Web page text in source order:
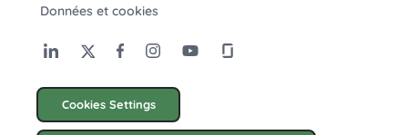
Données et cookies
Cookies Settings